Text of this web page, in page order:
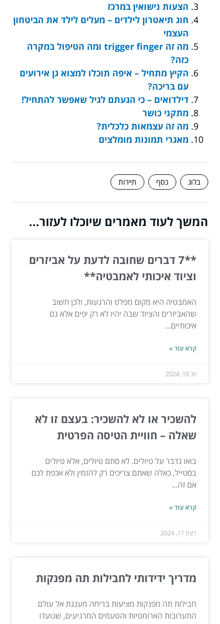
הצעות נישואין במרכז
חוג תיאטרון לילדים – מעלים לילד את הביטחון
העצמי
מה זה trigger finger ומה הטיפול במקרה
כזה?
הקיץ מתחיל – איפה תוכלו למצוא גן אירועים
עם בריכה?
דילדואים – כי הגעתם לגיל שאפשר להתחיל!
מתקני כושר
מה זה עצמאות כלכלית?
מאגרי תמונות מומלצים
בלוג כסף תיירות
המשך לעוד מאמרים שיוכלו לעזור...
**7 דברים שחובה לדעת על אביזרים
וציוד איכותי לאמבטיה**
האמבטיה היא מקום מפלט והרגעות, ולכן חשוב
שהאביזרים והציוד שבה יהיו לא רק יפים אלא גם
איכותיים...
קרא עוד »
יונ 18, 2024
להשכיר או לא להשכיר: בעצם זו לא
שאלה – חוויית הטיסה הפרטית
בואו נדבר על טיולים. לא סתם טיולים, אלא טיולים
בסטייל, כאלה שאתם צריכים רק להזמין ולא אכפת לכם
אם זה...
קרא עוד »
דצמ 11, 2024
מדריך ידידותי לחבילות תה מפנקות
חבילות תה מפנקות מציעות בריחה מענגת אל עולם
התערובות הארומטיות והטעמים המרגיעים, שנועדו